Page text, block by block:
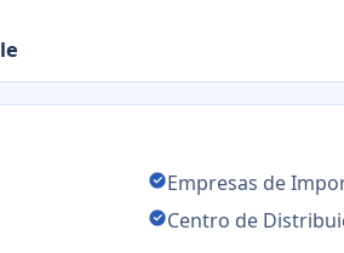
Empresas de
Centro de